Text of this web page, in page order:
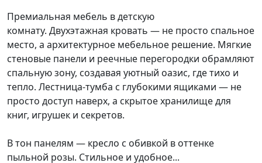
Премиальная мебель в детскую
комнату. Двухэтажная кровать — не просто спальное
место, а архитектурное мебельное решение. Мягкие
стеновые панели и реечные перегородки обрамляют
спальную зону, создавая уютный оазис, где тихо и
тепло. Лестница-тумба с глубокими ящиками — не
просто доступ наверх, а скрытое хранилище для
книг, игрушек и секретов.
В тон панелям — кресло с обивкой в оттенке
пыльной розы. Стильное и удобное...